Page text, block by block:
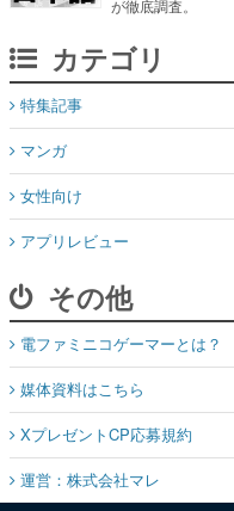
マンガ
女性向け
アプリレビュー
その他
電ファミニコゲーマーとは？
媒体資料はこちら
XプレゼントCP応募規約
運営：株式会社マレ